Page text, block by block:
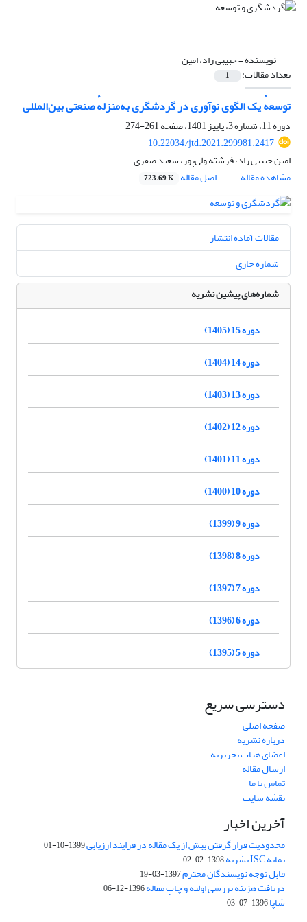
نویسنده =حبیبی راد، امین
تعداد مقالات: 1
توسعهٔ یک الگوی نوآوری در گردشگری به‌منزلهٔ صنعتی بین‌المللی
دوره 11، شماره 3، پاییز 1401، صفحه
261-274
10.22034/jtd.2021.299981.2417
امین حبیبی راد، فرشته ولی‌پور، سعید صفری
مشاهده مقاله
اصل مقاله 723.69 K
مقالات آماده انتشار
شماره جاری
شماره‌های پیشین نشریه
دوره 15 (1405)
دوره 14 (1404)
دوره 13 (1403)
دوره 12 (1402)
دوره 11 (1401)
دوره 10 (1400)
دوره 9 (1399)
دوره 8 (1398)
دوره 7 (1397)
دوره 6 (1396)
دوره 5 (1395)
دسترسی سریع
صفحه اصلی
درباره نشریه
اعضای هیات تحریریه
ارسال مقاله
تماس با ما
نقشه سایت
آخرین اخبار
محدودیت قرار گرفتن بیش از یک مقاله در فرایند ارزیابی1399-10-01
نمایه ISC نشریه 1398-02-02
قابل توجه نویسندگان محترم1397-03-19
دریافت هزینه بررسی اولیه و چاپ مقاله1396-12-06
شاپا1396-07-03